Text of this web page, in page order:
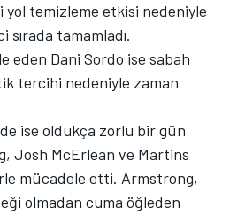
yol temizleme etkisi nedeniyle
sırada tamamladı.
eden Dani Sordo ise sabah
tercihi nedeniyle zaman
ise oldukça zorlu bir gün
, Josh McErlean ve Martins
mücadele etti. Armstrong,
olmadan cuma öğleden